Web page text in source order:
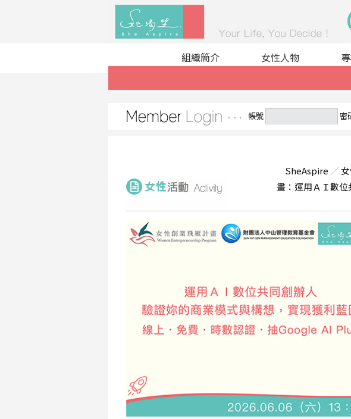
組織簡介 女性人物
帳號 密
SheAspire ／
畫：運用ＡＩ數